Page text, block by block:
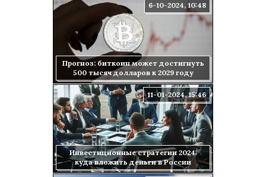
Прогноз: биткоин может достигнуть
500 тысяч долларов к 2029 году
6-10-2024, 10:48
Инвестиционные стратегии 2024:
куда вложить деньги в России
11-01-2024, 15:46